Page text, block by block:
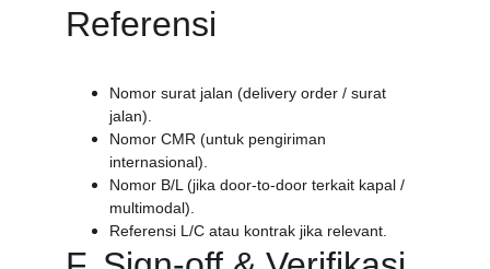
Referensi
Nomor surat jalan (delivery order / surat
jalan).
Nomor CMR (untuk pengiriman
internasional).
Nomor B/L (jika door-to-door terkait kapal /
multimodal).
Referensi L/C atau kontrak jika relevant.